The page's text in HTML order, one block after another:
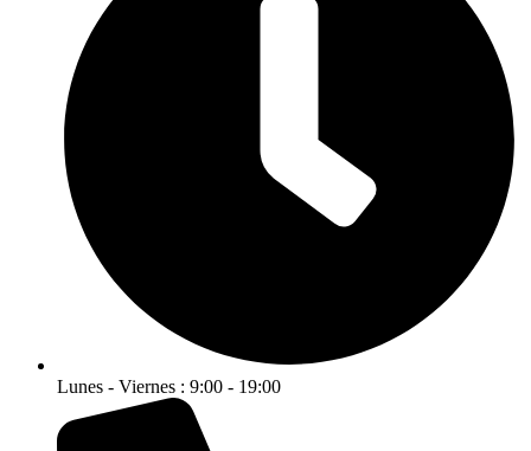
Lunes - Viernes : 9:00 - 19:00